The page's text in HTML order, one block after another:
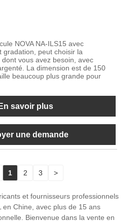
NOVA NA-ILS15 avec
gradation, peut choisir la
vous avez besoin, avec
La dimension est de 150
beaucoup plus grande pour
En savoir plus
une demande
1 2 3 >
et fournisseurs professionnels
en Chine, avec plus de 15 ans
Bienvenue dans la vente en